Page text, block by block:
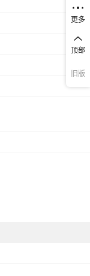
更多
顶部
旧版